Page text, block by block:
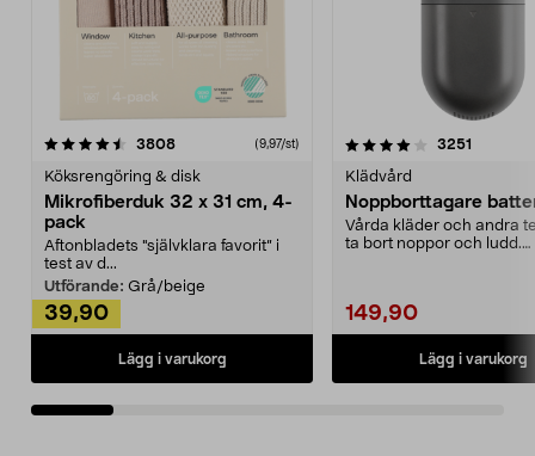
3808recensioner (9,97/st)
Köksrengöring & disk
Mikrofiberduk 32 x 31 cm, 4-
pack
Aftonbladets "självklara favorit” i
test av d...
Utförande: Grå/beige
39,90
Lägg i varukorg
4.0av 5 stjärnor 3251
Klädvård
Noppborttagare
Vårda kläder och andra
ta bort noppor och ludd.
149,90
Lägg i varukorg
4.5av 5 stjärnor